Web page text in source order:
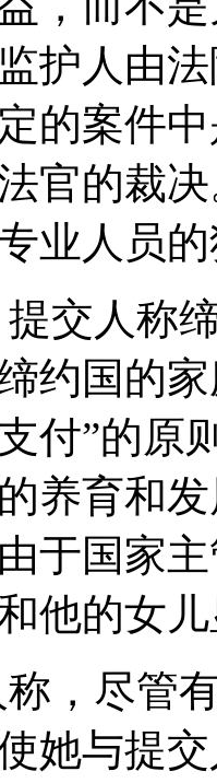
护人由
的案件
官的裁
业人员
交人称
约国的
付”的原
养育和
于国家
他的女
，尽管
她与提